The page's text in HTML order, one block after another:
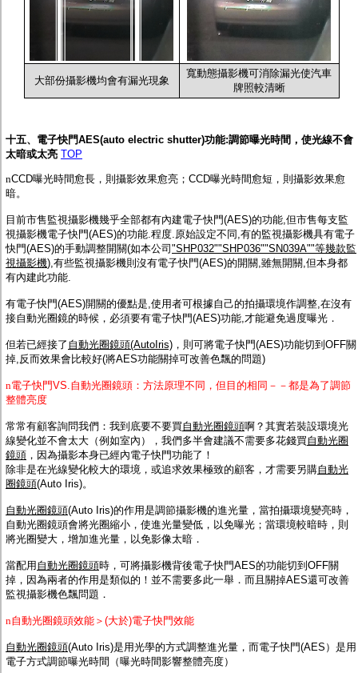
大部份攝影機均會有漏光現象
寬動態攝影機可消除漏光使汽車
牌照較清晰
十五、電子快門AES(auto electric shutter)功能:調節曝光時間，使光線不會
太暗或太亮 TOP
nCCD曝光時間愈長，則攝影效果愈亮；CCD曝光時間愈短，則攝影效果愈
暗。
目前市售監視攝影機幾乎全部都有內建電子快門(AES)的功能,但市售每支監
視攝影機電子快門(AES)的功能.程度.原始設定不同,有的監視攝影機具有電子
快門(AES)的手動調整開關(如本公司 "SHP032""SHP036""SN039A""等幾款監
視攝影機),有些監視攝影機則沒有電子快門(AES)的開關,雖無開關,但本身都
有內建此功能.
有電子快門(AES)開關的優點是,使用者可根據自己的拍攝環境作調整,在沒有
接自動光圈鏡的時候，必須要有電子快門(AES)功能,才能避免過度曝光．
但若已經接了 自動光圈鏡頭(AutoIris) ，則可將電子快門(AES)功能切到OFF關
掉,反而效果會比較好(將AES功能關掉可改善色飄的問題)
n電子快門VS.自動光圈鏡頭：方法原理不同，但目的相同－－都是為了調節
整體亮度
常常有顧客詢問我們：我到底要不要買自動光圈鏡頭啊？其實若裝設環境光
線變化並不會太大（例如室內），我們多半會建議不需要多花錢買自動光圈
鏡頭 ，因為攝影本身已經內電子快門功能了！
除非是在光線變化較大的環境，或追求效果極致的顧客，才需要另購自動光
圈鏡頭(Auto Iris)。
自動光圈鏡頭(Auto Iris)的作用是調節攝影機的進光量，當拍攝環境變亮時，
自動光圈鏡頭會將光圈縮小，使進光量變低，以免曝光；當環境較暗時，則
將光圈變大，增加進光量，以免影像太暗．
當配用 自動光圈鏡頭時，可將攝影機背後電子快門AES的功能切到OFF關
掉，因為兩者的作用是類似的！並不需要多此一舉．而且關掉AES還可改善
監視攝影機色飄問題．
n自動光圈鏡頭效能＞(大於)電子快門效能
自動光圈鏡頭(Auto Iris)是用光學的方式調整進光量，而電子快門(AES）是用
電子方式調節曝光時間（曝光時間影響整體亮度）